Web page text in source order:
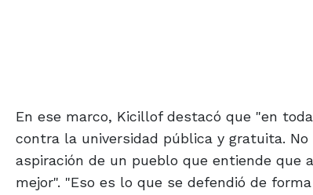
En ese marco, Kicillof destacó que "en
contra la universidad pública y gratuita.
aspiración de un pueblo que entiende
mejor". "Eso es lo que se defendió de